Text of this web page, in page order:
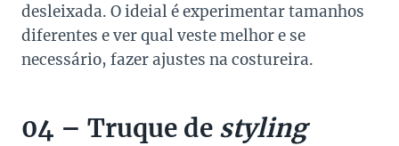
desleixada. O ideial é experimentar tamanhos
diferentes e ver qual veste melhor e se
necessário, fazer ajustes na costureira.
04 – Truque de styling